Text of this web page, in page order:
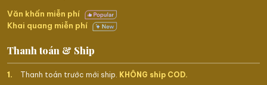
Văn khấn miễn phí
Khai quang miễn phí
Thanh toán & Ship
Thanh toán trước mới ship. KHÔNG ship COD.